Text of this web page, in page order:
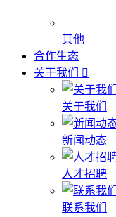
其他
合作生态
关于我们
关于我们
新闻动态
人才招聘
联系我们